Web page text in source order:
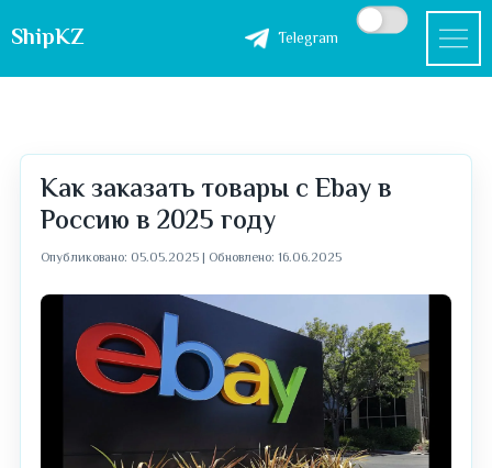
ShipKZ Telegram
Как заказать товары с Ebay в
Россию в 2025 году
Опубликовано: 05.05.2025 | Обновлено: 16.06.2025